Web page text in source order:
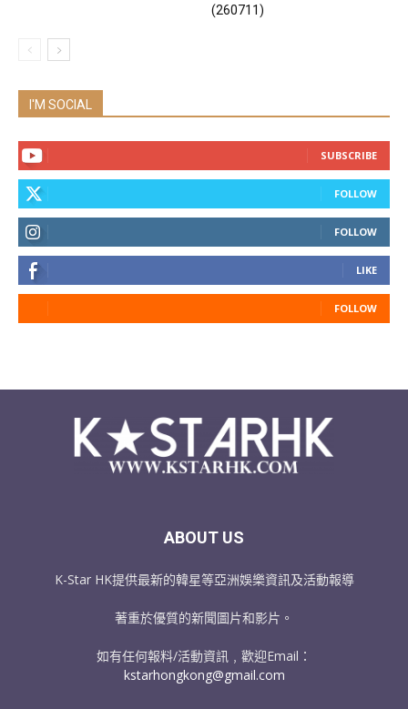
(260711)
I'M SOCIAL
SUBSCRIBE
FOLLOW
FOLLOW
LIKE
FOLLOW
ABOUT US
K-Star HK提供最新的韓星等亞洲娛樂資訊及活動報導
著重於優質的新聞圖片和影片。
如有任何報料/活動資訊﹐歡迎Email：
kstarhongkong@gmail.com